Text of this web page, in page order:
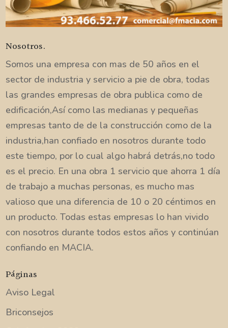
Nosotros.
Somos una empresa con mas de 50 años en el
sector de industria y servicio a pie de obra, todas
las grandes empresas de obra publica como de
edificación,Así como las medianas y pequeñas
empresas tanto de de la construcción como de la
industria,han confiado en nosotros durante todo
este tiempo, por lo cual algo habrá detrás,no todo
es el precio. En una obra 1 servicio que ahorra 1 día
de trabajo a muchas personas, es mucho mas
valioso que una diferencia de 10 o 20 céntimos en
un producto. Todas estas empresas lo han vivido
con nosotros durante todos estos años y continúan
confiando en MACIA.
Páginas
Aviso Legal
Briconsejos